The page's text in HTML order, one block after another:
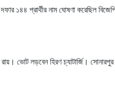
১৪৪ প্রার্থীর নাম ঘোষণা করেছিল
ভোট লড়বেন হিরণ চ্যাটার্জি। সোনারপুর